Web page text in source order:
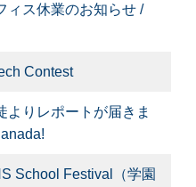
ィス休業のお知らせ /
Contest
よりレポートが届きま
School Festival（学園